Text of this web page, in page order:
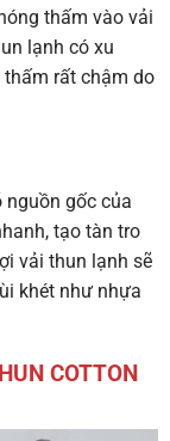
thấm vào vải
lạnh có xu
rất chậm do
gốc của
tạo tàn tro
vải thun lạnh sẽ
khét như nhựa
COTTON